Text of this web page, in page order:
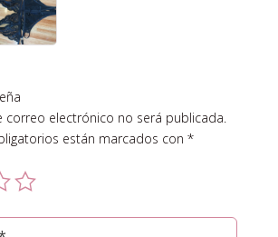
correo electrónico no será publicada.
están marcados con *